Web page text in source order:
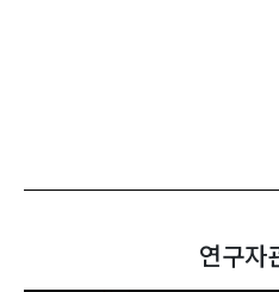
연구자
민천식
최성규